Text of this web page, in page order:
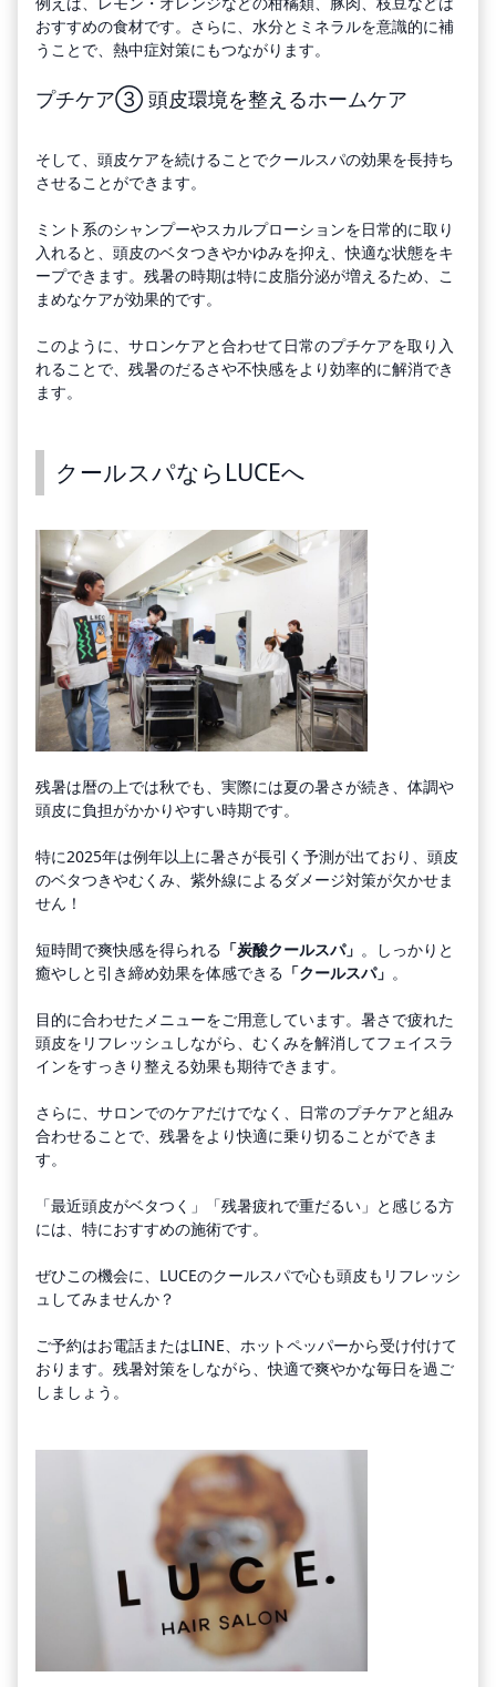
おすすめの食材です。さらに、水分とミネラルを意識的に補
うことで、熱中症対策にもつながります。
プチケア③ 頭皮環境を整えるホームケア
そして、頭皮ケアを続けることでクールスパの効果を長持ち
させることができます。
ミント系のシャンプーやスカルプローションを日常的に取り
入れると、頭皮のベタつきやかゆみを抑え、快適な状態をキ
ープできます。残暑の時期は特に皮脂分泌が増えるため、こ
まめなケアが効果的です。
このように、サロンケアと合わせて日常のプチケアを取り入
れることで、残暑のだるさや不快感をより効率的に解消でき
ます。
クールスパならLUCEへ
残暑は暦の上では秋でも、実際には夏の暑さが続き、体調や
頭皮に負担がかかりやすい時期です。
特に2025年は例年以上に暑さが長引く予測が出ており、頭皮
のベタつきやむくみ、紫外線によるダメージ対策が欠かせま
せん！
短時間で爽快感を得られる 「炭酸クールスパ」 。しっかりと
癒やしと引き締め効果を体感できる 「クールスパ」 。
目的に合わせたメニューをご用意しています。暑さで疲れた
頭皮をリフレッシュしながら、むくみを解消してフェイスラ
インをすっきり整える効果も期待できます。
さらに、サロンでのケアだけでなく、日常のプチケアと組み
合わせることで、残暑をより快適に乗り切ることができま
す。
「最近頭皮がベタつく」「残暑疲れで重だるい」と感じる方
には、特におすすめの施術です。
ぜひこの機会に、LUCEのクールスパで心も頭皮もリフレッシ
ュしてみませんか？
ご予約はお電話またはLINE、ホットペッパーから受け付けて
おります。残暑対策をしながら、快適で爽やかな毎日を過ご
しましょう。